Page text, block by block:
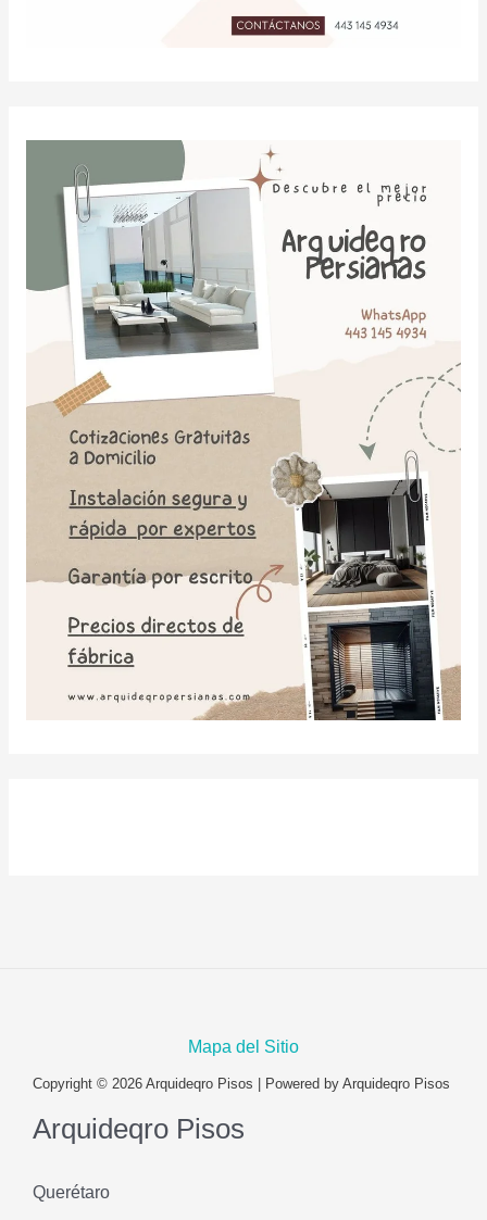
Mapa del Sitio
Copyright © 2026 Arquideqro Pisos | Powered by Arquideqro Pisos
Arquideqro Pisos
Querétaro